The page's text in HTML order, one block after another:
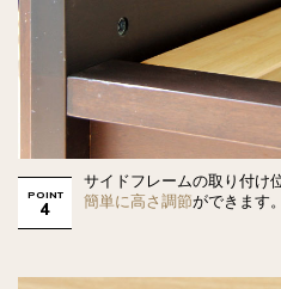
POINT
4
サイドフレームの取り付け
簡単に高さ調節ができます。